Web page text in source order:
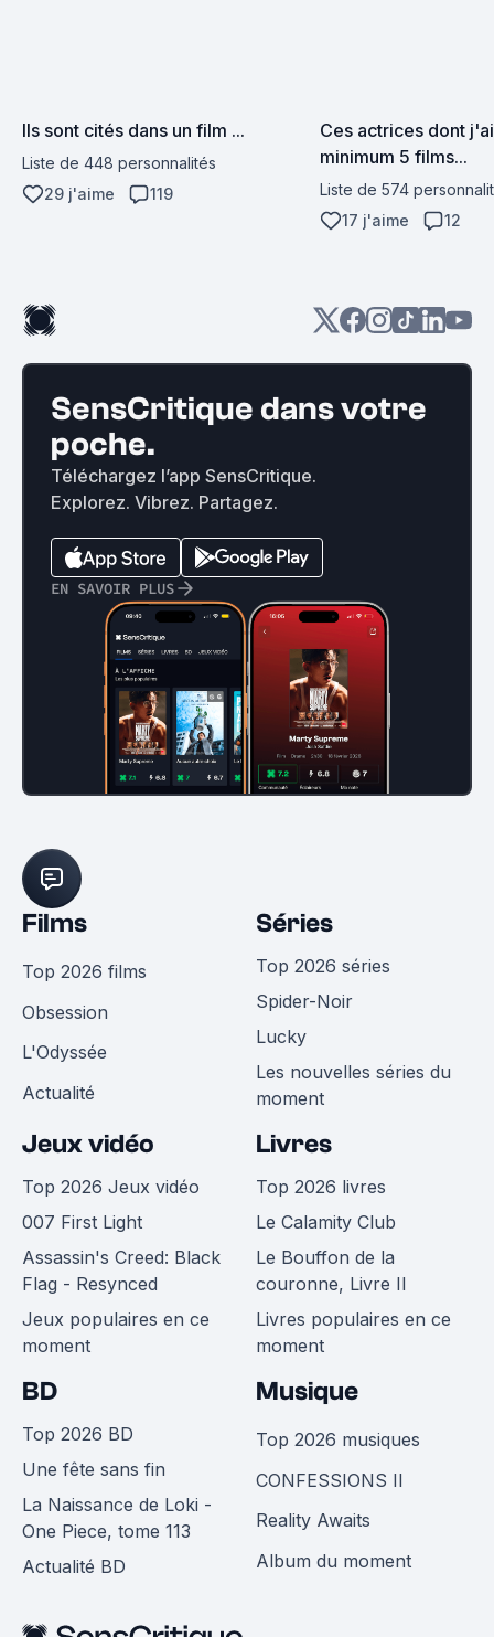
Ils sont cités dans un film ...
Liste de 448 personnalités
29 j'aime
119
Ces actrices dont
minimum 5 films...
Liste de 574
17 j'aime
12
SensCritique dans votre
poche.
Téléchargez l’app SensCritique.
Explorez. Vibrez. Partagez.
EN SAVOIR PLUS
Films
Top 2026 films
Obsession
L'Odyssée
Actualité
Séries
Top 2026 séries
Spider-Noir
Lucky
Les nouvelles séries du
moment
Jeux vidéo
Top 2026 Jeux vidéo
007 First Light
Assassin's Creed: Black
Flag - Resynced
Jeux populaires en ce
moment
Livres
Top 2026 livres
Le Calamity Club
Le Bouffon de la
couronne, Livre II
Livres populaires en ce
moment
BD
Top 2026 BD
Une fête sans fin
La Naissance de Loki -
One Piece, tome 113
Actualité BD
Musique
Top 2026 musiques
CONFESSIONS II
Reality Awaits
Album du moment